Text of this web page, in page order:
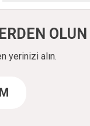
OLUN
yerinizi alın.